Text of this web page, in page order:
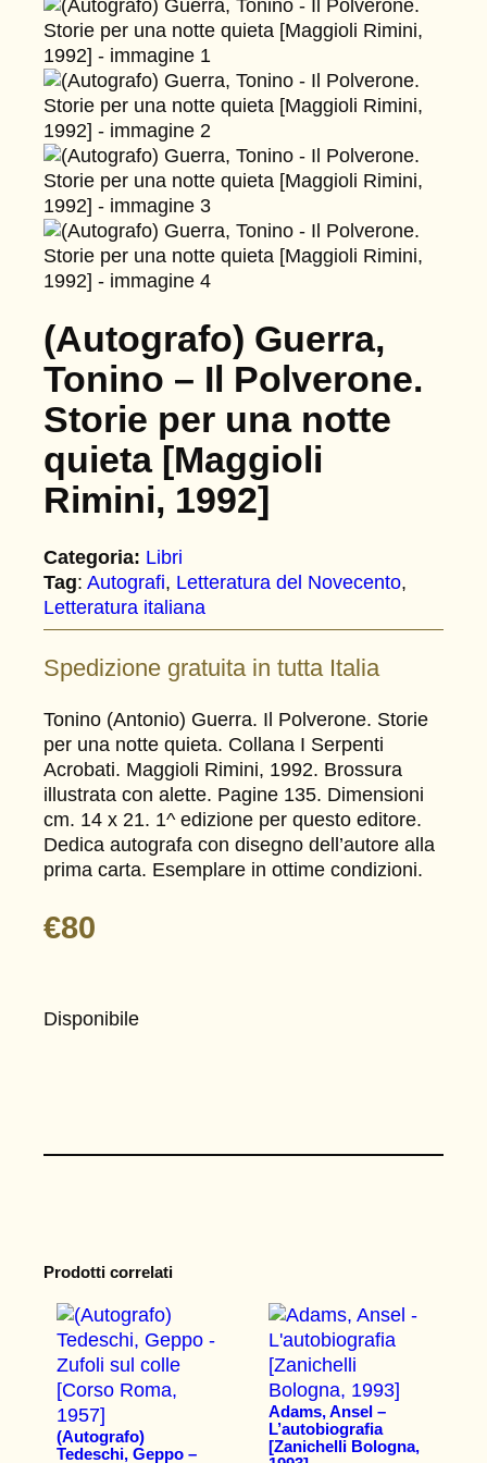
(Autografo) Guerra,
Tonino – Il Polverone.
Storie per una notte
quieta [Maggioli
Rimini, 1992]
Categoria: Libri
Tag: Autografi, Letteratura del Novecento
Letteratura italiana
Spedizione gratuita in tutta Italia
Tonino (Antonio) Guerra. Il Polverone. Storie
per una notte quieta. Collana I Serpenti
Acrobati. Maggioli Rimini, 1992. Brossura
illustrata con alette. Pagine 135. Dimensioni
cm. 14 x 21. 1^ edizione per questo editore.
Dedica autografa con disegno dell’autore alla
prima carta. Esemplare in ottime condizioni.
€80
Disponibile
Prodotti correlati
(Autografo)
Tedeschi, Geppo –
Adams, Ansel –
L’autobiografia
[Zanichelli Bologna,